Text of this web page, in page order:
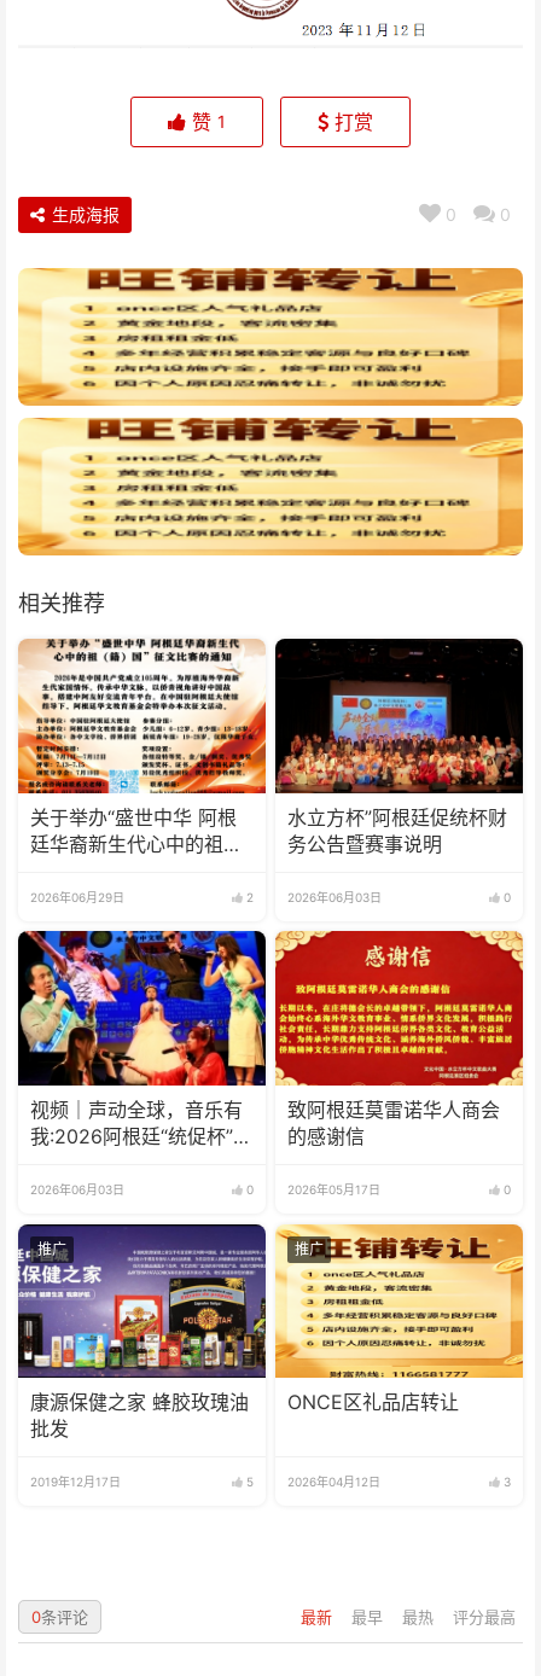
赞 1 打赏
0 0
生成海报
相关推荐
关于举办“盛世中华 阿根
廷华裔新生代心中的祖
2026年06月29日 2
水立方杯”阿根廷促统杯财
务公告暨赛事说明
2026年06月03日 0
视频｜声动全球，音乐有
我:2026阿根廷“统促杯”水
圆满落幕
2026年06月03日 0
致阿根廷莫雷诺华人商会
的感谢信
2026年05月17日 0
推广
康源保健之家 蜂胶玫瑰油
批发
2019年12月17日 5
推广
ONCE区礼品店转让
2026年04月12日 3
最新 最早 最热 评分最高
0条评论